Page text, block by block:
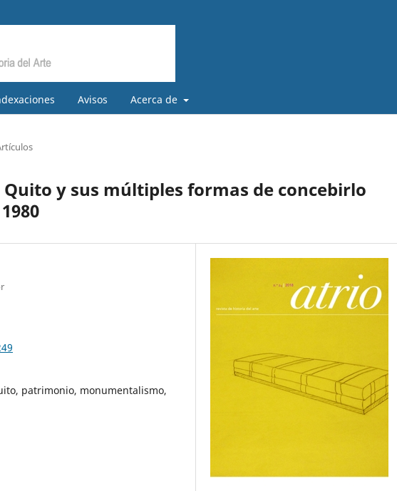
Avisos Acerca de
Quito y sus múltiples formas de concebirlo
patrimonio, monumentalismo,